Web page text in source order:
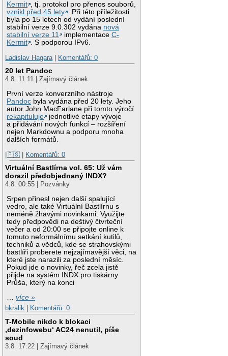
Kermit , tj. protokol pro přenos souborů,
vznikl před 45 lety . Při této příležitosti
byla po 15 letech od vydání poslední
stabilní verze 9.0.302 vydána nová
stabilní verze 11
implementaceC-
Kermit . S podporou IPv6.
Ladislav Hagara | Komentářů: 0
20 let Pandoc
4.8. 11:11 | Zajímavý článek
První verze konverzního nástroje
Pandoc byla vydána před 20 lety. Jeho
autor John MacFarlane při tomto výročí
rekapituluje
jednotlivé etapy vývoje
a přidávání nových funkcí – rozšíření
nejen Markdownu a podporu mnoha
dalších formátů.
|🇵🇸 | Komentářů: 0
Virtuální Bastlírna vol. 65: Už vám
dorazil předobjednaný INDX?
4.8. 00:55 | Pozvánky
Srpen přinesl nejen další spalující
vedro, ale také Virtuální Bastlírnu s
neméně žhavými novinkami. Využijte
tedy předpovědi na deštivý čtvrteční
večer a od 20:00 se připojte online k
tomuto neformálnímu setkání kutilů,
techniků a vědců, kde se strahovskými
bastlíři proberete nejzajímavější věci, na
které jste narazili za poslední měsíc.
Pokud jde o novinky, řeč zcela jistě
přijde na systém INDX pro tiskárny
Průša, který na konci
…více »
bkralik
Komentářů: 0
T-Mobile nikdo k blokaci
‚dezinfowebu‘ AC24 nenutil, píše
soud
3.8. 17:22 | Zajímavý článek